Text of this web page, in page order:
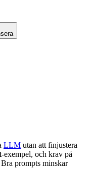
LLM utan att finjustera
-exempel, och krav på
prompts minskar